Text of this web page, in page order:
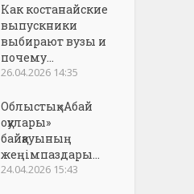
Как костанайские
выпускники
выбирают вузы и
почему...
26.04.2026 14:35
Облыстық «Абай
оқулары»
байқауының
жеңімпаздары...
24.04.2026 15:43